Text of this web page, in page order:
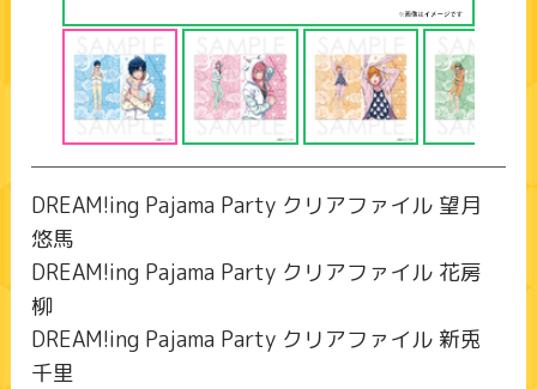
DREAM!ing Pajama Party クリアファイル 望月
悠馬
DREAM!ing Pajama Party クリアファイル 花房
柳
DREAM!ing Pajama Party クリアファイル 新兎
千里